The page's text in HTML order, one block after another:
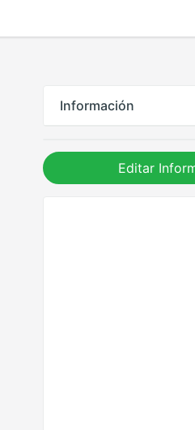
Información
Editar